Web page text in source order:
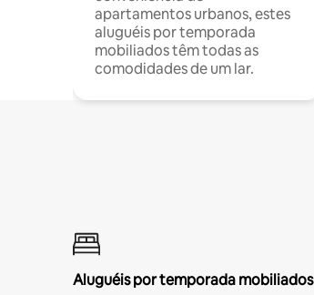
apartamentos urbanos, estes
aluguéis por temporada
mobiliados têm todas as
comodidades de um lar.
Aluguéis por temporada mobiliados